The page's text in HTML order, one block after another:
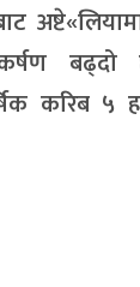
बढ्दो
करिब ५